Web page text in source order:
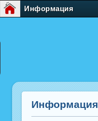
Информация
Информация